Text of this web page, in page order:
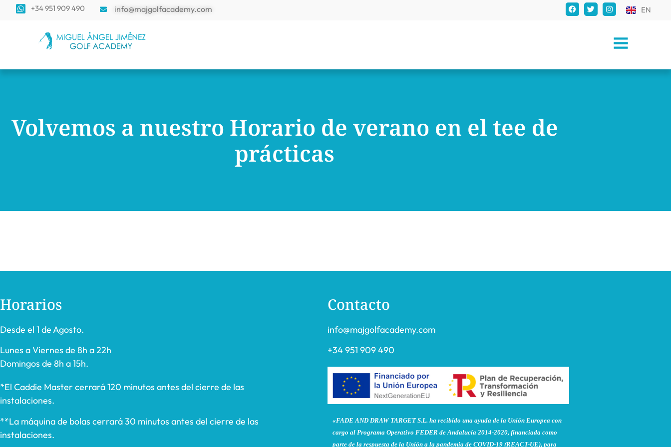
+34 951 909 490 info@majgolfacademy.com EN
Volvemos a nuestro Horario de verano en el tee de
prácticas
Horarios
Desde el 1 de Agosto.
Lunes a Viernes de 8h a 22h
Domingos de 8h a 15h.
*El Caddie Master cerrará 120 minutos antes del cierre de las
instalaciones.
**La máquina de bolas cerrará 30 minutos antes del cierre de las
instalaciones.
Contacto
info@majgolfacademy.com
+34 951 909 490
«FADE AND DRAW TARGET S.L. ha recibido una ayuda de la Unión Europea con
cargo al Programa Operativo FEDER de Andalucía 2014-2020, financiada como
parte de la respuesta de la Unión a la pandemia de COVID-19 (REACT-UE), para